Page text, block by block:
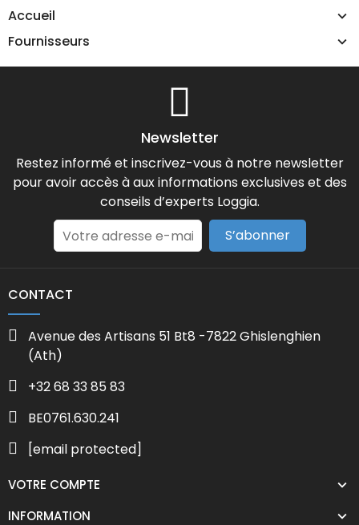
Accueil
Fournisseurs
Newsletter
Restez informé et inscrivez-vous à notre newsletter
pour avoir accès à aux informations exclusives et des
conseils d’experts Loggia.
S’abonner
CONTACT
Avenue des Artisans 51 Bt8 -7822 Ghislenghien
(Ath)
+32 68 33 85 83
BE0761.630.241
[email protected]
VOTRE COMPTE
INFORMATION